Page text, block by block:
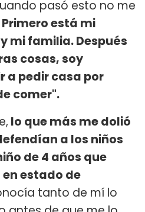
pasó esto no me
Primero está mi
mi familia. Después
cosas, soy
a pedir casa por
comer".
lo que más me dolió
a los niños
de 4 años que
estado de
tanto de mí lo